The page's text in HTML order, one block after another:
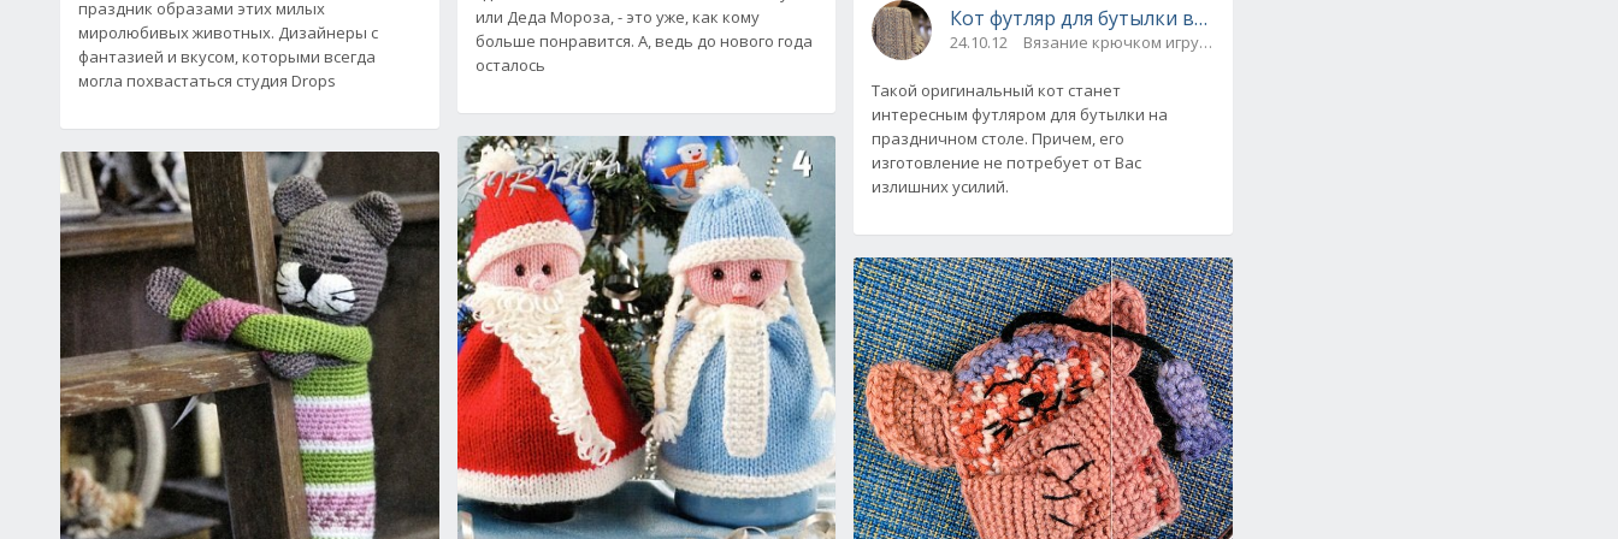
праздник образами этих милых
миролюбивых животных. Дизайнеры с
фантазией и вкусом, которыми всегда
могла похвастаться студия Drops
или Деда Мороза, - это уже, как кому
больше понравится. А, ведь до нового года
осталось
Кот футляр для бутылки вязаный спицами и крючком
24.10.12 Вязание крючком игрушек, безделушек / Для дома
Такой оригинальный кот станет
интересным футляром для бутылки на
праздничном столе. Причем, его
изготовление не потребует от Вас
излишних усилий.